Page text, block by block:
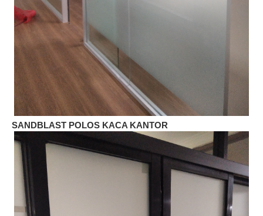
SANDBLAST POLOS KACA KANTOR